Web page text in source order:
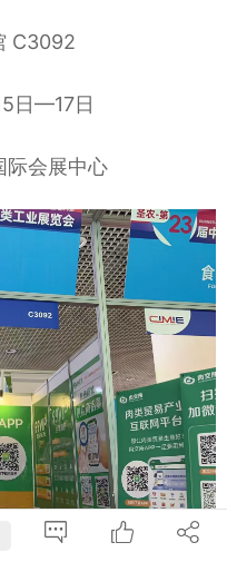
C3092
日—17日
际会展中心